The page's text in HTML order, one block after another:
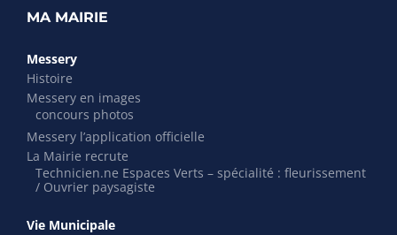
MA MAIRIE
Messery
Histoire
Messery en images
concours photos
Messery l’application officielle
La Mairie recrute
Technicien.ne Espaces Verts – spécialité : fleurissement
/ Ouvrier paysagiste
Vie Municipale